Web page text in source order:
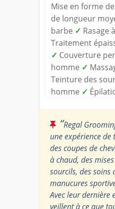
Mise en forme
de longueur
barbe ✓ Rasage
Traitement
✓ Couverture
homme ✓
Teinture des
homme ✓
“Regal
une expérience de
des coupes de
à chaud, des
sourcils, des soins
manucures
Avec leur dernière
veillent à ce que